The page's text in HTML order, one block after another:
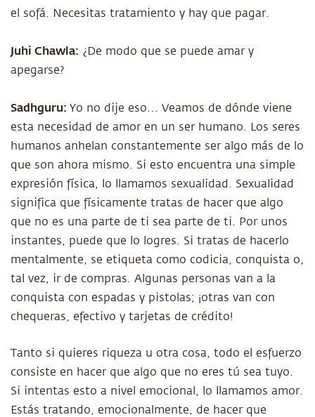
el sofá. Necesitas tratamiento y hay que pagar.
Juhi Chawla: ¿De modo que se puede amar y
apegarse?
Sadhguru: Yo no dije eso… Veamos de dónde viene
esta necesidad de amor en un ser humano. Los seres
humanos anhelan constantemente ser algo más de lo
que son ahora mismo. Si esto encuentra una simple
expresión física, lo llamamos sexualidad. Sexualidad
significa que físicamente tratas de hacer que algo
que no es una parte de ti sea parte de ti. Por unos
instantes, puede que lo logres. Si tratas de hacerlo
mentalmente, se etiqueta como codicia, conquista o,
tal vez, ir de compras. Algunas personas van a la
conquista con espadas y pistolas; ¡otras van con
chequeras, efectivo y tarjetas de crédito!
Tanto si quieres riqueza u otra cosa, todo el esfuerzo
consiste en hacer que algo que no eres tú sea tuyo.
Si intentas esto a nivel emocional, lo llamamos amor.
Estás tratando, emocionalmente, de hacer que